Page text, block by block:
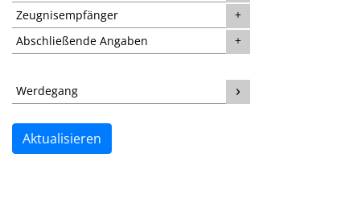
Zeugnisempfänger
Abschließende Angaben
Werdegang
Aktualisieren